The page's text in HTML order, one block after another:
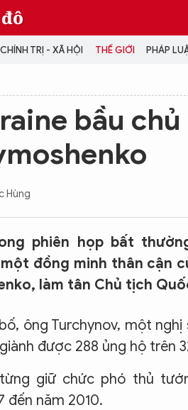
CHÍNH TRỊ - XÃ HỘI THẾ GIỚI PHÁP
Đại hội Đảng
PHÁP LUẬT
MINH
SỐNG Ở HÀ NỘI
MULTIMEDIA
Podcast
Video
bầu
Hùng
phiên họp bất
đồng minh thân cận
làm tân Chủ tịch
ông Turchynov, một
được 288 ủng hộ trên
giữ chức phó thủ
đến năm 2010.